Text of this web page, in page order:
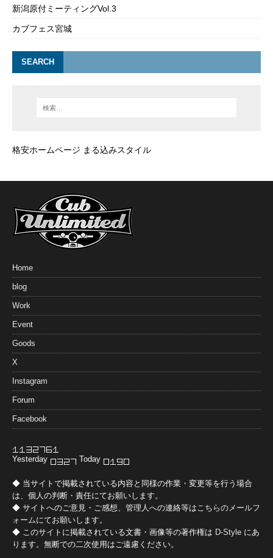
新潟原付ミーティングVol.3
カブフェス宮城
SEARCH
格安ホームページ まる込みスタイル
Home
blog
Work
Event
Goods
X
Instagram
Forum
Facebook
Yesterday Today
◆ 当サイトで掲載されている内容と同様の作業・変更等を行う場合
は、個人の判断・責任にてお願いします。
◆ サイトへのご意見・ご感想、管理人への連絡等は こちらのメールフ
ォームにてお願いします。
◆ このサイトに掲載されている文書・画像等の著作権は D-Style にあ
ります。無断での二次使用はご遠慮ください。